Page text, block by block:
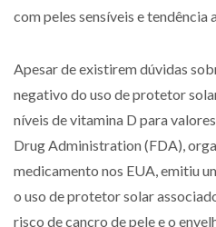
com peles sensíveis e tendência
Apesar de existirem dúvidas
negativo do uso de protetor
níveis de vitamina D para
Drug Administration (FDA),
medicamento nos EUA, emitiu
o uso de protetor solar
risco de cancro de pele e o